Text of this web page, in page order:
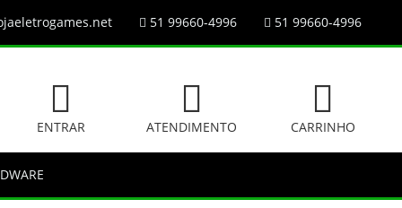
51 99660-4996 51 99660-4996
ENTRAR ATENDIMENTO CARRINHO